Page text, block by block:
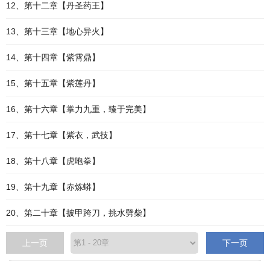
12、第十二章【丹圣药王】
13、第十三章【地心异火】
14、第十四章【紫霄鼎】
15、第十五章【紫莲丹】
16、第十六章【掌力九重，臻于完美】
17、第十七章【紫衣，武技】
18、第十八章【虎咆拳】
19、第十九章【赤炼蟒】
20、第二十章【披甲跨刀，挑水劈柴】
上一页 下一页